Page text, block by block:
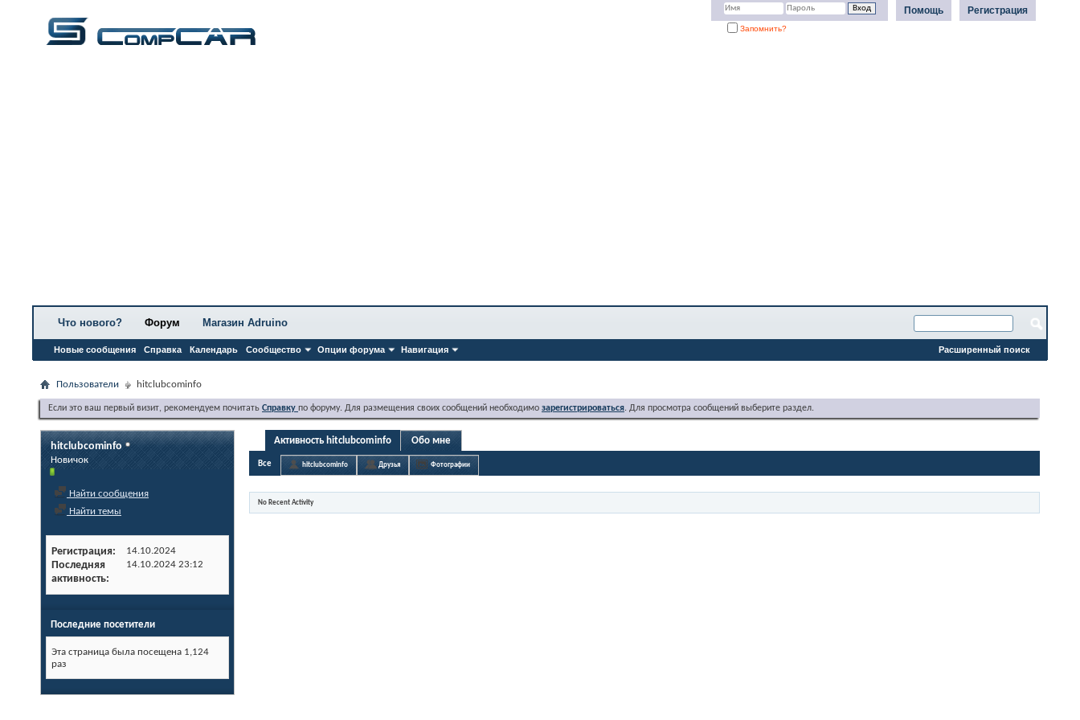
Регистрация
Помощь
Запомнить?
Что нового? Форум
Новые сообщения Справка Календарь Сообщество Опции форума Навигация
Магазин Adruino
Расширенный поиск
Пользователи hitclubcominfo
Если это ваш первый визит, рекомендуем почитать Справку по форуму. Для размещения своих сообщений необходимо зарегистрироваться. Для просмотра сообщений выберите раздел.
hitclubcominfo
Новичок
Найти сообщения
Найти темы
Регистрация 14.10.2024
Последняя
активность
14.10.2024 23:12
Последние посетители
Эта страница была посещена 1,124
раз
Активность hitclubcominfo Обо мне
Все hitclubcominfo Друзья Фотографии
No Recent Activity